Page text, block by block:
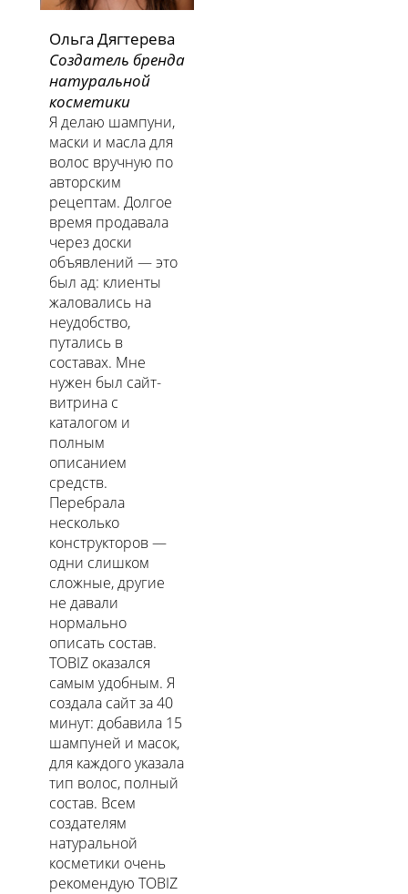
Ольга Дягтерева
Создатель бренда
натуральной
косметики
Я делаю шампуни,
маски и масла для
волос вручную по
авторским
рецептам. Долгое
время продавала
через доски
объявлений — это
был ад: клиенты
жаловались на
неудобство,
путались в
составах. Мне
нужен был сайт-
витрина с
каталогом и
полным
описанием
средств.
Перебрала
несколько
конструкторов —
одни слишком
сложные, другие
не давали
нормально
описать состав.
TOBIZ оказался
самым удобным. Я
создала сайт за 40
минут: добавила 15
шампуней и масок,
для каждого указала
тип волос, полный
состав. Всем
создателям
натуральной
косметики очень
рекомендую TOBIZ